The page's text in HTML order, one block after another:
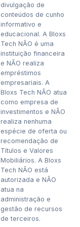
divulgação de
conteúdos de cunho
informativo e
educacional. A Bloxs
Tech NÃO é uma
instituição financeira
e NÃO realiza
empréstimos
empresariais. A
Bloxs Tech NÃO atua
como empresa de
investimentos e NÃO
realiza nenhuma
espécie de oferta ou
recomendação de
Títulos e Valores
Mobiliários. A Bloxs
Tech NÃO está
autorizada e NÃO
atua na
administração e
gestão de recursos
de terceiros.